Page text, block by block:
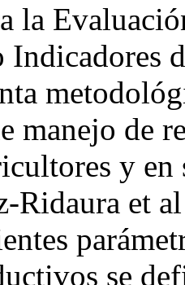
la
Indicadores
manejo de
y
Ridaura et
se